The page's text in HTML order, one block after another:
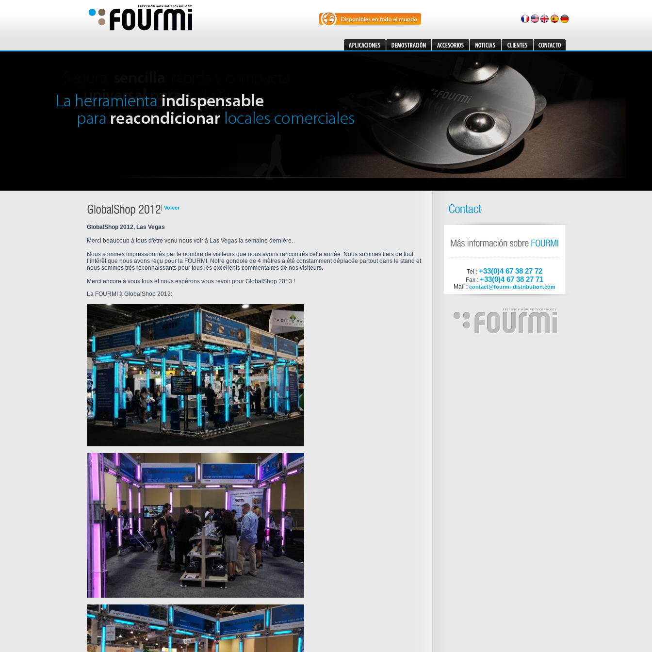
Tel : +33(0)4 67 38 27 72
Fax : +33(0)4 67 38 27 71
Mail : contact@fourmi-distribution.com
Volver
GlobalShop 2012, Las Vegas
Merci beaucoup à tous d'être venu nous voir à Las Vegas la semaine dernière.
Nous sommes impressionnés par le nombre de visiteurs que nous avons rencontrés cette année. Nous sommes fiers de tout
l’intérêt que nous avons reçu pour la FOURMI. Notre gondole de 4 mètres a été constamment déplacée partout dans le stand et
nous sommes très reconnaissants pour tous les excellents commentaires de nos visiteurs.
Merci encore à vous tous et nous espérons vous revoir pour GlobalShop 2013 !
La FOURMI à GlobalShop 2012: